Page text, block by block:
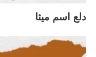
دلع اسم ميثا